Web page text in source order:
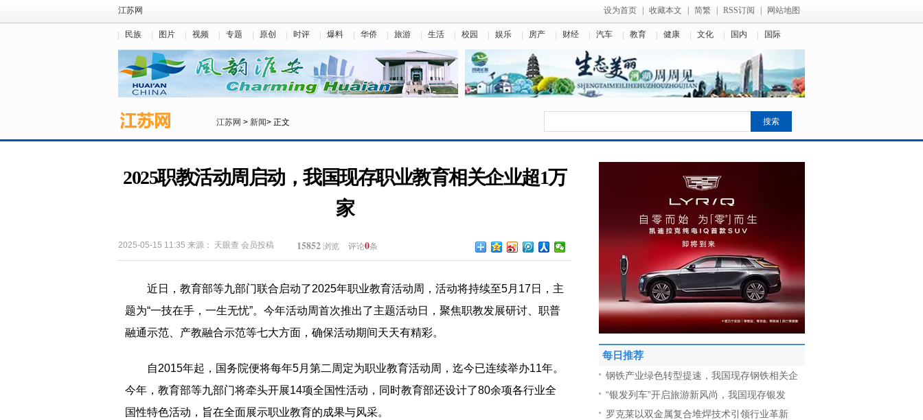
江苏网 设为首页 收藏本文 简繁 RSS订阅 网站地图
民族 图片 视频 专题 原创 时评 爆料 华侨 旅游 生活 校园 娱乐 房产 财经 汽车 教育 健康 文化 国内 国际
江苏网 > 新闻> 正文
2025职教活动周启动，我国现存职业教育相关企业超1万
家
2025-05-15 11:35 来源： 天眼查 会员投稿 15852 浏览 评论0条
近日，教育部等九部门联合启动了2025年职业教育活动周，活动将持续至5月17日，主
题为“一技在手，一生无忧”。今年活动周首次推出了主题活动日，聚焦职教发展研讨、职普
融通示范、产教融合示范等七大方面，确保活动期间天天有精彩。
自2015年起，国务院便将每年5月第二周定为职业教育活动周，迄今已连续举办11年。
今年，教育部等九部门将牵头开展14项全国性活动，同时教育部还设计了80余项各行业全
国性特色活动，旨在全面展示职业教育的成果与风采。
每日推荐
钢铁产业绿色转型提速，我国现存钢铁相关企
“银发列车”开启旅游新风尚，我国现存银发
罗克莱以双金属复合堆焊技术引领行业革新